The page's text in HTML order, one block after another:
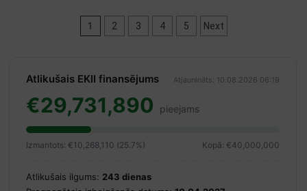
Ziņu
pēc
lappusēm
1 2 3 4 5 Next
Atlikušais EKII finansējums Atjaunināts: 10.08.2026 06:19
€29,731,890 pieejams
Izmantots: €10,268,110 (25.7%) Kopā: €40,000,000
Atlikušais ilgums: 243 dienas